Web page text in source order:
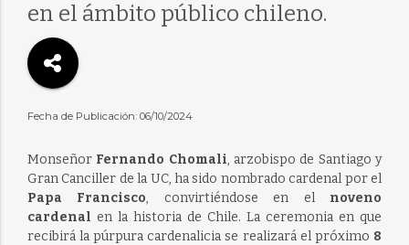
en el ámbito público chileno.
Fecha de Publicación: 06/10/2024
Monseñor Fernando Chomali, arzobispo de Santiago y
Gran Canciller de la UC, ha sido nombrado cardenal por el
Papa Francisco, convirtiéndose en el noveno
cardenal en la historia de Chile. La ceremonia en que
recibirá la púrpura cardenalicia se realizará el próximo 8